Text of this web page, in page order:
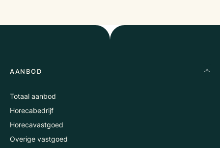
AANBOD
Totaal aanbod
Horecabedrijf
Horecavastgoed
Overige vastgoed